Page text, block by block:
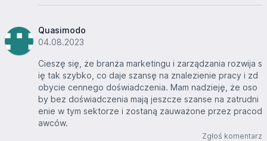
Quasimodo
04.08.2023
Cieszę się, że branża marketingu i zarządzania rozwija s
ię tak szybko, co daje szansę na znalezienie pracy i zd
obycie cennego doświadczenia. Mam nadzieję, że oso
by bez doświadczenia mają jeszcze szanse na zatrudni
enie w tym sektorze i zostaną zauważone przez pracod
awców.
Zgłoś komentarz